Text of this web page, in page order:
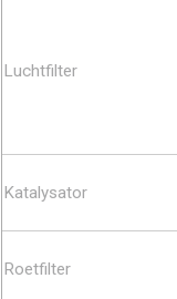
Luchtfilter
Katalysator
Roetfilter